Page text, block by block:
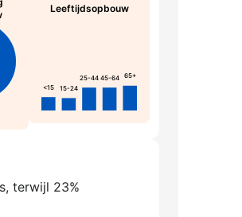
Leeftijdsopbouw
<15 15-24
25-4445-64 65+
terwijl 23%